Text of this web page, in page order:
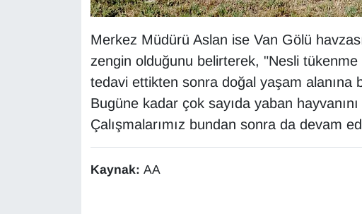
Merkez Müdürü Aslan ise Van Gölü
zengin olduğunu belirterek, "Nesli
tedavi ettikten sonra doğal yaşam alanına
Bugüne kadar çok sayıda yaban
Çalışmalarımız bundan sonra da devam
Kaynak: AA